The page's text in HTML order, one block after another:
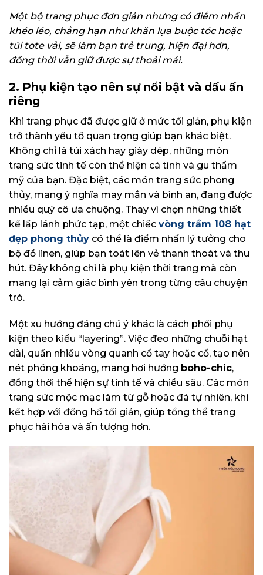
Một bộ trang phục đơn giản nhưng có điểm nhấn
khéo léo, chẳng hạn như khăn lụa buộc tóc hoặc
túi tote vải, sẽ làm bạn trẻ trung, hiện đại hơn,
đồng thời vẫn giữ được sự thoải mái.
2. Phụ kiện tạo nên sự nổi bật và dấu ấn
riêng
Khi trang phục đã được giữ ở mức tối giản, phụ kiện
trở thành yếu tố quan trọng giúp bạn khác biệt.
Không chỉ là túi xách hay giày dép, những món
trang sức tinh tế còn thể hiện cá tính và gu thẩm
mỹ của bạn. Đặc biệt, các món trang sức phong
thủy, mang ý nghĩa may mắn và bình an, đang được
nhiều quý cô ưa chuộng. Thay vì chọn những thiết
kế lấp lánh phức tạp, một chiếc vòng trầm 108 hạt
đẹp phong thủy có thể là điểm nhấn lý tưởng cho
bộ đồ linen, giúp bạn toát lên vẻ thanh thoát và thu
hút. Đây không chỉ là phụ kiện thời trang mà còn
mang lại cảm giác bình yên trong từng câu chuyện
trò.
Một xu hướng đáng chú ý khác là cách phối phụ
kiện theo kiểu “layering”. Việc đeo những chuỗi hạt
dài, quấn nhiều vòng quanh cổ tay hoặc cổ, tạo nên
nét phóng khoáng, mang hơi hướng boho-chic,
đồng thời thể hiện sự tinh tế và chiều sâu. Các món
trang sức mộc mạc làm từ gỗ hoặc đá tự nhiên, khi
kết hợp với đồng hồ tối giản, giúp tổng thể trang
phục hài hòa và ấn tượng hơn.